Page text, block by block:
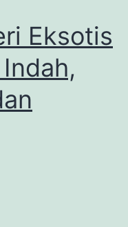
Māori
yang
Kaya
Eksotis